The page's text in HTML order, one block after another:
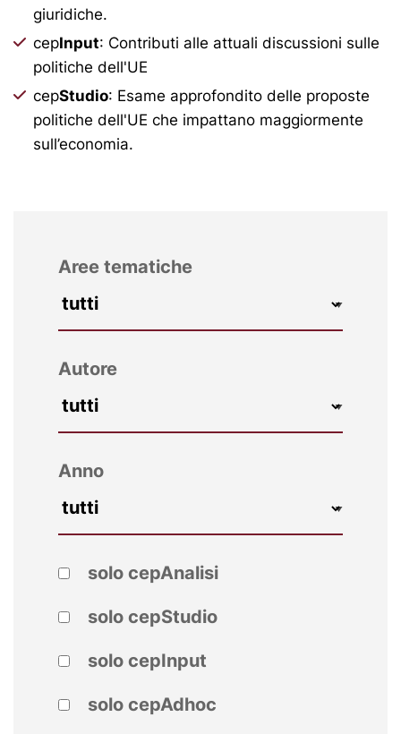
giuridiche.
cepInput: Contributi alle attuali discussioni sulle
politiche dell'UE
cepStudio: Esame approfondito delle proposte
politiche dell'UE che impattano maggiormente
sull’economia.
Aree tematiche
Autore
Anno
solo cepAnalisi
solo cepStudio
solo cepInput
solo cepAdhoc